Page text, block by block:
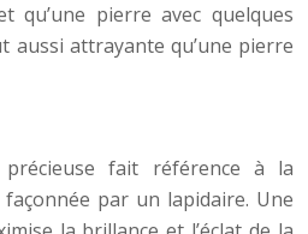
qu’une pierre avec quelques
aussi attrayante qu’une pierre
fait référence à la
par un lapidaire. Une